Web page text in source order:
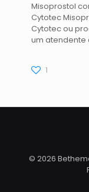
Misoprostol
Cytotec
Cytotec ou
um atendente
1
© 2026